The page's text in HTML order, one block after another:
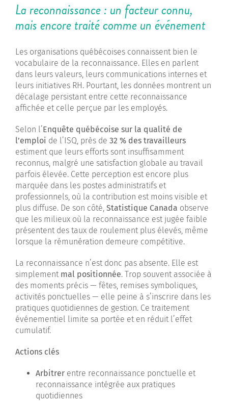
La reconnaissance : un facteur connu,
mais encore traité comme un événement
Les organisations québécoises connaissent bien le
vocabulaire de la reconnaissance. Elles en parlent
dans leurs valeurs, leurs communications internes et
leurs initiatives RH. Pourtant, les données montrent un
décalage persistant entre cette reconnaissance
affichée et celle perçue par les employés.
Selon l’Enquête québécoise sur la qualité de
l’emploi de l’ISQ, près de 32 % des travailleurs
estiment que leurs efforts sont insuffisamment
reconnus, malgré une satisfaction globale au travail
parfois élevée. Cette perception est encore plus
marquée dans les postes administratifs et
professionnels, où la contribution est moins visible et
plus diffuse. De son côté, Statistique Canada observe
que les milieux où la reconnaissance est jugée faible
présentent des taux de roulement plus élevés, même
lorsque la rémunération demeure compétitive.
La reconnaissance n’est donc pas absente. Elle est
simplement mal positionnée. Trop souvent associée à
des moments précis — fêtes, remises symboliques,
activités ponctuelles — elle peine à s’inscrire dans les
pratiques quotidiennes de gestion. Ce traitement
événementiel limite sa portée et en réduit l’effet
cumulatif.
Actions clés
Arbitrerentre reconnaissance ponctuelle et
reconnaissance intégrée aux pratiques
quotidiennes